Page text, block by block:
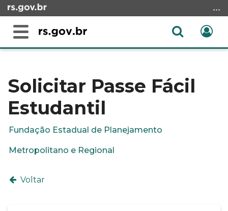
para
conteúdo
menu
para
Alterna
Abrir
conteúdo
Solicitar Passe Fácil
Estudantil
Fundação Estadual de Planejamento
Metropolitano e Regional
Voltar